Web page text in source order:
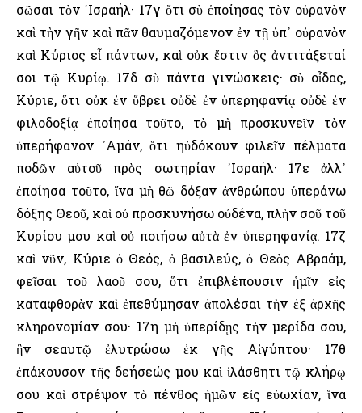
σῶσαι τὸν ᾿Ισραήλ· 17γ ὅτι σὺ ἐποίησας τὸν οὐρανὸν
καὶ τὴν γῆν καὶ πᾶν θαυμαζόμενον ἐν τῇ ὑπ᾿ οὐρανὸν
καὶ Κύριος εἶ πάντων, καὶ οὐκ ἔστιν ὃς ἀντιτάξεταί
σοι τῷ Κυρίῳ. 17δ σὺ πάντα γινώσκεις· σὺ οἶδας,
Κύριε, ὅτι οὐκ ἐν ὕβρει οὐδὲ ἐν ὑπερηφανίᾳ οὐδὲ ἐν
φιλοδοξίᾳ ἐποίησα τοῦτο, τὸ μὴ προσκυνεῖν τὸν
ὑπερήφανον ᾿Αμάν, ὅτι ηὐδόκουν φιλεῖν πέλματα
ποδῶν αὐτοῦ πρὸς σωτηρίαν ᾿Ισραήλ· 17ε ἀλλ᾿
ἐποίησα τοῦτο, ἵνα μὴ θῶ δόξαν ἀνθρώπου ὑπεράνω
δόξης Θεοῦ, καὶ οὐ προσκυνήσω οὐδένα, πλὴν σοῦ τοῦ
Κυρίου μου καὶ οὐ ποιήσω αὐτὰ ἐν ὑπερηφανίᾳ. 17ζ
καὶ νῦν, Κύριε ὁ Θεός, ὁ βασιλεύς, ὁ Θεὸς ῾Αβραάμ,
φεῖσαι τοῦ λαοῦ σου, ὅτι ἐπιβλέπουσιν ἡμῖν εἰς
καταφθορὰν καὶ ἐπεθύμησαν ἀπολέσαι τὴν ἐξ ἀρχῆς
κληρονομίαν σου· 17η μὴ ὑπερίδῃς τὴν μερίδα σου,
ἣν σεαυτῷ ἐλυτρώσω ἐκ γῆς Αἰγύπτου· 17θ
ἐπάκουσον τῆς δεήσεώς μου καὶ ἱλάσθητι τῷ κλήρῳ
σου καὶ στρέψον τὸ πένθος ἡμῶν εἰς εὐωχίαν, ἵνα